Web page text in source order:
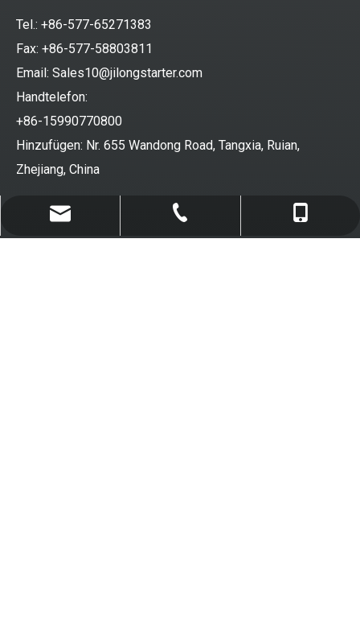
Sales10@jilongstarter.com
+86-577-65271383
+86-15990770800
Tel.: +86-577-65271383
Fax: +86-577-58803811
Email: Sales10@jilongstarter.com
Handtelefon:
+86-15990770800
Hinzufügen: Nr. 655 Wandong Road, Tangxia, Ruian,
Zhejiang, China